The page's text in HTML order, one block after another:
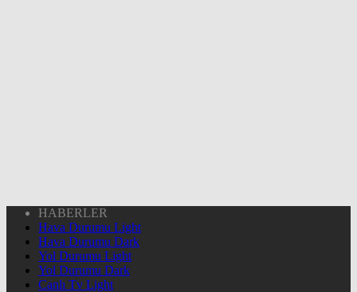
HABERLER
Hava Durumu Light
Hava Durumu Dark
Yol Durumu Light
Yol Durumu Dark
Canlı Tv Light